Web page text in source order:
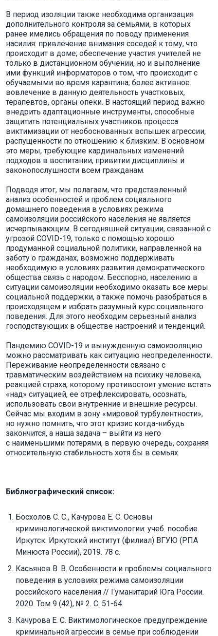
В период изоляции также необходима организация
дополнительного контроля за семьями, в которых
ранее имелись обращения по поводу применения
насилия: привлечение внимания соседей к тому, что
происходит в доме; обеспечение участия учителей не
только в дистанционном обучении, но и выполнение
ими функций информаторов о том, что происходит с
обучаемыми во время карантина; более активное
вовлечение в данную деятельность участковых,
терапевтов, органы опеки. В настоящий период важно
внедрить адаптационные инструменты, способные
защитить потенциальных участников процесса
виктимизации от необоснованных вспышек агрессии,
распущенности по отношению к близким. В основном
это меры, требующие кардинальных изменений
подходов в воспитании, привитии дисциплины и
законопослушности всем гражданам.
Подводя итог, мы полагаем, что представленный
анализ особенностей и проблем социального
домашнего поведения в условиях режима
самоизоляции российского населения не является
исчерпывающим. В сегодняшней ситуации, связанной с
угрозой СOVID-19, только с помощью хорошо
продуманной социальной политики, направленной на
заботу о гражданах, возможно поддерживать
необходимую в условиях развития демократического
общества связь с народом. Бесспорно, населению в
ситуации самоизоляции необходимо оказать все меры
социальной поддержки, а также помочь разобраться в
происходящем и избрать разумный курс социального
поведения. Для этого необходим серьезный анализ
господствующих в обществе настроений и тенденций.
Пандемию СOVID-19 и вынужденную самоизоляцию
можно рассматривать как ситуацию неопределенности.
Переживание неопределенности связано с
травматическим воздействием на психику человека,
реакцией страха, которому противостоит умение встать
«над» ситуацией, ее отрефлексировать, осознать,
использовать свои внутренние и внешние ресурсы.
Сейчас мы входим в зону «мировой турбулентности»,
но нужно помнить, что этот кризис когда-нибудь
закончится, а наша задача – выйти из него
с наименьшими потерями, в первую очередь, сохраняя
относительную стабильность хотя бы в семьях.
Библиографический список:
Босхолов С. С., Качурова Е. С. Основы
криминологической виктимологии: учеб. пособие.
Иркутск: Иркутский институт (филиал) ВГУЮ (РПА
Минюста России), 2019. 78 с.
Касьянов В. В. Особенности и проблемы социального
поведения в условиях режима самоизоляции
российского населения // Гуманитарий Юга России.
2020. Том 9 (42), № 2. С. 51-64.
Качурова Е. С. Виктимологическое предупреждение
криминальной агрессии в семье при соблюдении